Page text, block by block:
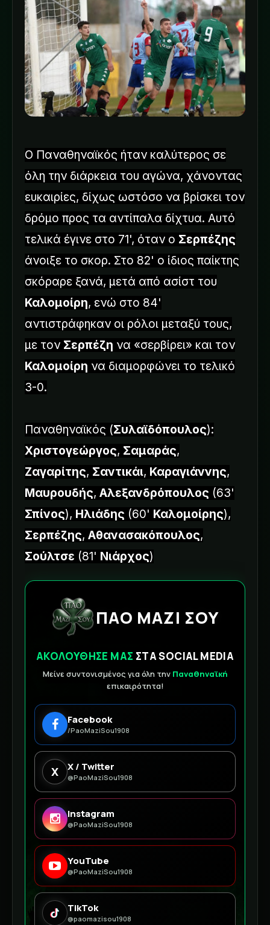
Ο Παναθηναϊκός ήταν καλύτερος σε
όλη την διάρκεια του αγώνα, χάνοντας
ευκαιρίες, δίχως ωστόσο να βρίσκει τον
δρόμο προς τα αντίπαλα δίχτυα. Αυτό
τελικά έγινε στο 71', όταν ο Σερπέζης
άνοιξε το σκορ. Στο 82' ο ίδιος παίκτης
σκόραρε ξανά, μετά από ασίστ του
Καλομοίρη, ενώ στο 84'
αντιστράφηκαν οι ρόλοι μεταξύ τους,
με τον Σερπέζη να «σερβίρει» και τον
Καλομοίρη να διαμορφώνει το τελικό
3-0.
Παναθηναϊκός (Συλαϊδόπουλος):
Χριστογεώργος, Σαμαράς,
Ζαγαρίτης, Σαντικάι, Καραγιάννης,
Μαυρουδής, Αλεξανδρόπουλος (63'
Σπίνος), Ηλιάδης (60' Καλομοίρης),
Σερπέζης, Αθανασακόπουλος,
Σούλτσε (81' Νιάρχος)
ΠΑΟ ΜΑΖΙ ΣΟΥ
ΑΚΟΛΟΥΘΗΣΕ ΜΑΣ ΣΤΑ SOCIAL MEDIA
Μείνε συντονισμένος για όλη την Παναθηναϊκή
επικαιρότητα!
Facebook
/PaoMaziSou1908
X X / Twitter
@PaoMaziSou1908
Instagram
@PaoMaziSou1908
YouTube
@PaoMaziSou1908
TikTok
@paomazisou1908